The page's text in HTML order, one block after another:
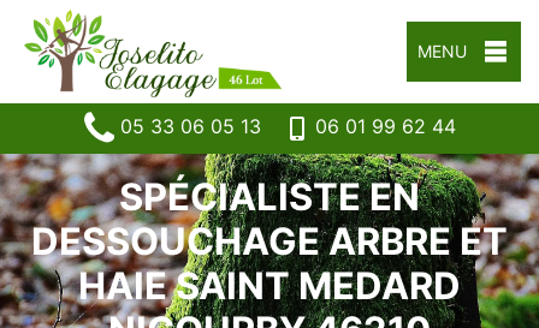
MENU
05 33 06 05 13 06 01 99 62 44
SPÉCIALISTE EN
DESSOUCHAGE ARBRE ET
HAIE SAINT MEDARD